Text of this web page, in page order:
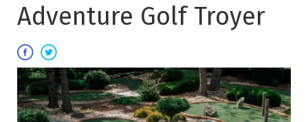
Adventure Golf Troyer